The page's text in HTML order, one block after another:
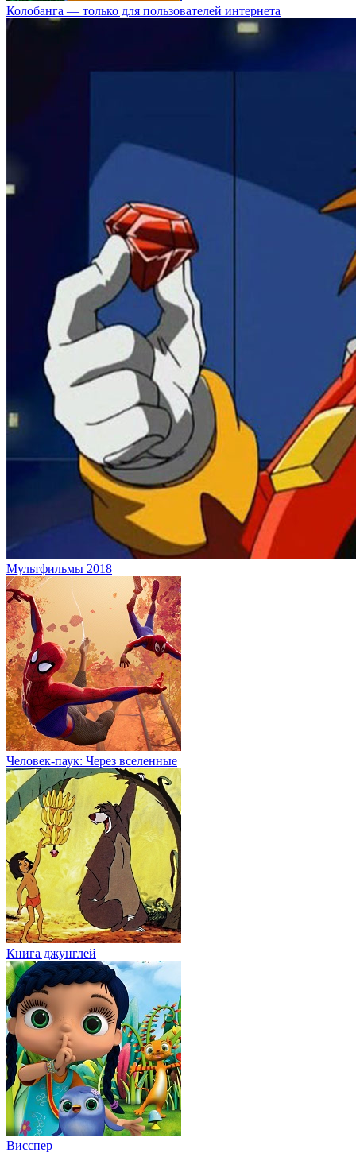
Колобанга — только для пользователей интернета
Мультфильмы 2018
Человек-паук: Через вселенные
Книга джунглей
Висспер